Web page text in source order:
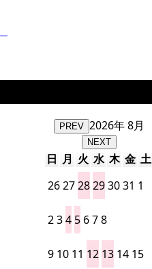
PREV 2026年 8月
NEXT
日 月 火 水 木 金 土
262728293031 1
234 5 678
9 10 11 12 13 14 15